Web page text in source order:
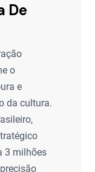
De
o
e
da cultura.
3 milhões